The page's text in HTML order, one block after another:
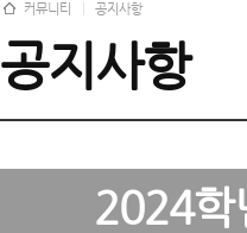
커뮤니티 공지사항
공지사항
2024학